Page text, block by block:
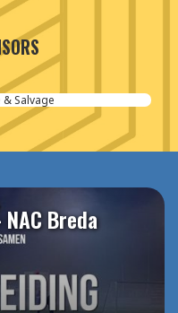
Salvage
Breda